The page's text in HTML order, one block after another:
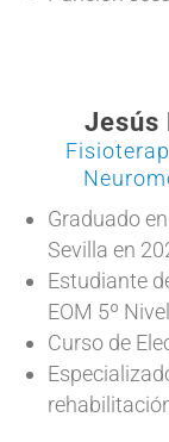
Jesús
Graduado
Sevilla en
Estudiante
EOM 5º
Curso de